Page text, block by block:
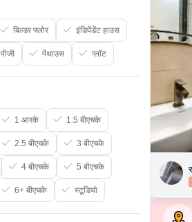
बिल्डर फ्लोर इंडिपेंडेंट हाउस
पीजी पेंथाउस प्लॉट
1 आरके 1.5 बीएचके
2.5 बीएचके 3 बीएचके
4 बीएचके 5 बीएचके
6+ बीएचके स्टूडियो